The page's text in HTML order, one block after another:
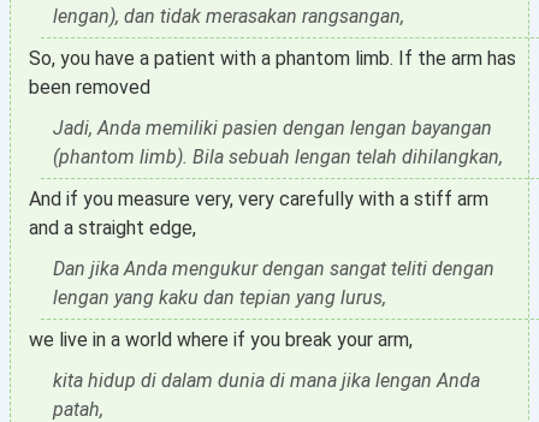
lengan), dan tidak merasakan rangsangan,
So, you have a patient with a phantom limb. If the arm has
been removed
Jadi, Anda memiliki pasien dengan lengan bayangan
(phantom limb). Bila sebuah lengan telah dihilangkan,
And if you measure very, very carefully with a stiff arm
and a straight edge,
Dan jika Anda mengukur dengan sangat teliti dengan
lengan yang kaku dan tepian yang lurus,
we live in a world where if you break your arm,
kita hidup di dalam dunia di mana jika lengan Anda
patah,